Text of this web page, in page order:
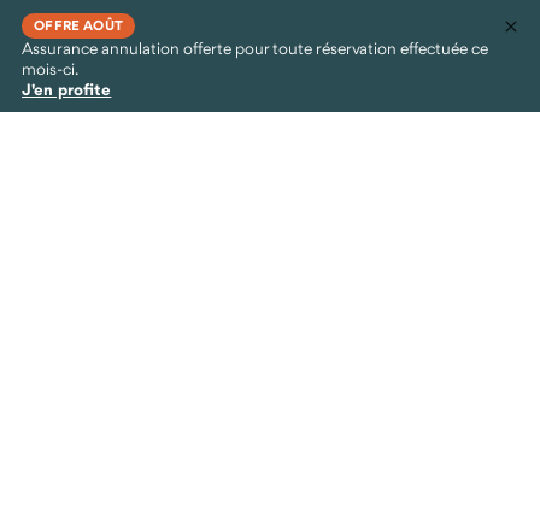
OFFRE AOÛT
Assurance annulation offerte pour toute réservation effectuée ce
mois-ci.
J'en profite